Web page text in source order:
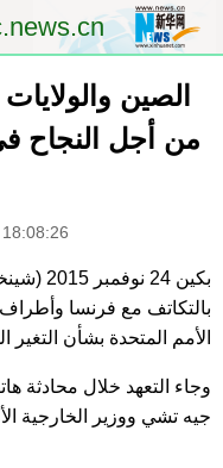
الصفحة الأولى
العالم
الثقافة والتعليم
السياحة والبيئة
الصور
الصين
من أجل النجاح
بكين 24
بالتكاتف مع فرنسا
الأمم المتحدة بشأن
وجاء التعهد خلال محادثة
جيه تشي ووزير الخارجية